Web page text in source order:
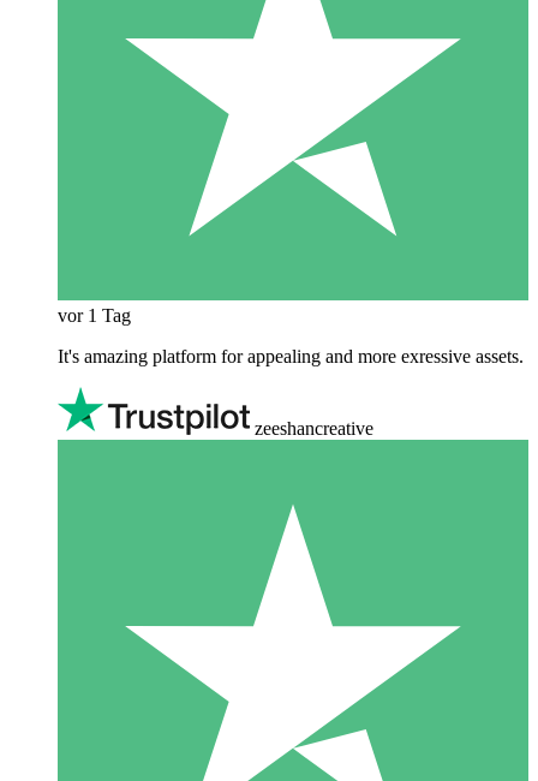
vor 1 Tag
It's amazing platform for appealing and more exressive assets.
zeeshancreative